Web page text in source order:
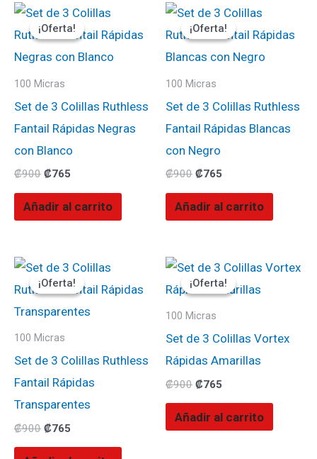
¡Oferta!
¡Oferta!
100 Micras
Set de 3 Colillas Ruthless
Fantail Rápidas Negras
con Blanco
₡900
El
precio
original
₡900.
₡765
El
precio
actual
₡765.
Añadir al carrito
¡Oferta!
¡Oferta!
100 Micras
Set de 3 Colillas Ruthless
Fantail Rápidas Blancas
con Negro
₡900
El
precio
original
₡900.
₡765
El
precio
actual
₡765.
Añadir al carrito
¡Oferta!
¡Oferta!
100 Micras
Set de 3 Colillas Ruthless
Fantail Rápidas
Transparentes
₡900
El
precio
original
₡900.
₡765
El
precio
actual
₡765.
¡Oferta!
¡Oferta!
100 Micras
Set de 3 Colillas Vortex
Rápidas Amarillas
₡900
El
precio
original
₡900.
₡765
El
precio
actual
Añadir al carrito